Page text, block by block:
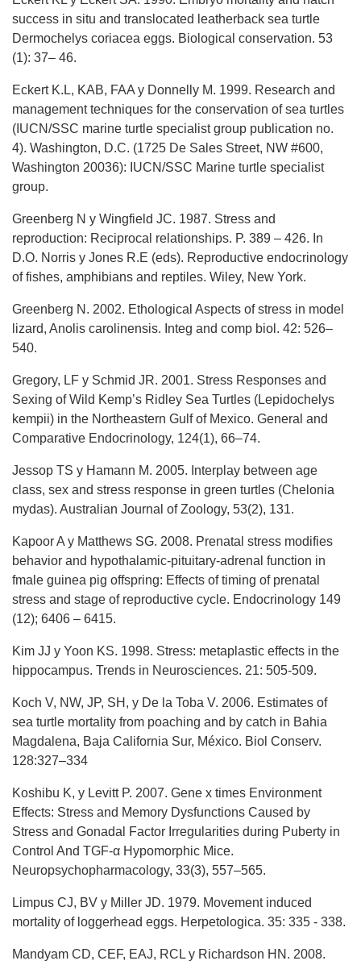
success in situ and translocated leatherback sea turtle
Dermochelys coriacea eggs. Biological conservation. 53
(1): 37– 46.
Eckert K.L, KAB, FAA y Donnelly M. 1999. Research and
management techniques for the conservation of sea turtles
(IUCN/SSC marine turtle specialist group publication no.
4). Washington, D.C. (1725 De Sales Street, NW #600,
Washington 20036): IUCN/SSC Marine turtle specialist
group.
Greenberg N y Wingfield JC. 1987. Stress and
reproduction: Reciprocal relationships. P. 389 – 426. In
D.O. Norris y Jones R.E (eds). Reproductive endocrinology
of fishes, amphibians and reptiles. Wiley, New York.
Greenberg N. 2002. Ethological Aspects of stress in model
lizard, Anolis carolinensis. Integ and comp biol. 42: 526–
540.
Gregory, LF y Schmid JR. 2001. Stress Responses and
Sexing of Wild Kemp’s Ridley Sea Turtles (Lepidochelys
kempii) in the Northeastern Gulf of Mexico. General and
Comparative Endocrinology, 124(1), 66–74.
Jessop TS y Hamann M. 2005. Interplay between age
class, sex and stress response in green turtles (Chelonia
mydas). Australian Journal of Zoology, 53(2), 131.
Kapoor A y Matthews SG. 2008. Prenatal stress modifies
behavior and hypothalamic-pituitary-adrenal function in
fmale guinea pig offspring: Effects of timing of prenatal
stress and stage of reproductive cycle. Endocrinology 149
(12); 6406 – 6415.
Kim JJ y Yoon KS. 1998. Stress: metaplastic effects in the
hippocampus. Trends in Neurosciences. 21: 505-509.
Koch V, NW, JP, SH, y De la Toba V. 2006. Estimates of
sea turtle mortality from poaching and by catch in Bahia
Magdalena, Baja California Sur, México. Biol Conserv.
128:327–334
Koshibu K, y Levitt P. 2007. Gene x times Environment
Effects: Stress and Memory Dysfunctions Caused by
Stress and Gonadal Factor Irregularities during Puberty in
Control And TGF-α Hypomorphic Mice.
Neuropsychopharmacology, 33(3), 557–565.
Limpus CJ, BV y Miller JD. 1979. Movement induced
mortality of loggerhead eggs. Herpetologica. 35: 335 - 338.
Mandyam CD, CEF, EAJ, RCL y Richardson HN. 2008.